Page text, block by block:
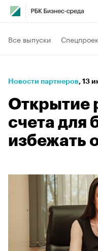
Все выпуски
Новости партнеров⁠, 13
Открытие
счета для
избежать